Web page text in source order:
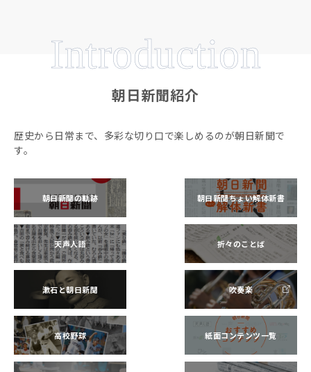
Introduction
朝日新聞紹介
歴史から日常まで、多彩な切り口で楽しめるのが朝日新聞で
す。
朝日新聞の軌跡 朝日新聞ちょい解体新書
天声人語 折々のことば
漱石と朝日新聞 吹奏楽
高校野球 紙面コンテンツ一覧